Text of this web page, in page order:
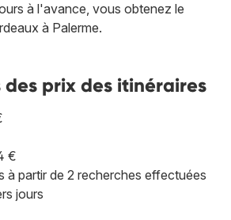
à l'avance, vous obtenez le
à Palerme.
prix des itinéraires
€
à partir de 2 recherches effectuées
jours